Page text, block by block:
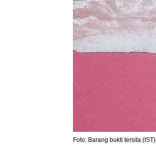
Foto: Barang bukti tersita (IST)